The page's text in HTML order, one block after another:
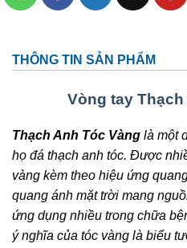
THÔNG TIN SẢN PHẨM
Vòng tay
Thạch Anh Tóc Vàng là một
họ đá thạch anh tóc. Được
vàng kèm theo hiệu ứng
quang ánh mặt trời mang
ứng dụng nhiều trong chữa
ý nghĩa của tóc vàng là biểu